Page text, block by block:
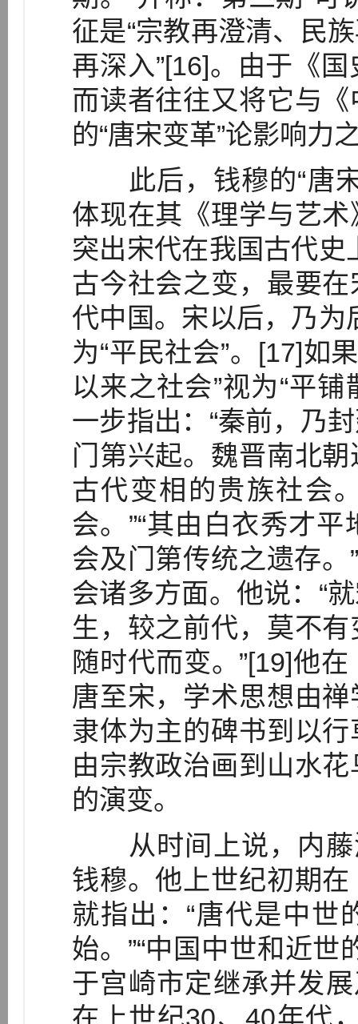
征是“宗教再澄清、民
再深入”[16]。由于《
而读者往往又将它与
的“唐宋变革”论影响力
此后，钱穆的“唐宋
体现在其《理学与艺
突出宋代在我国古代史
古今社会之变，最要
代中国。宋以后，乃为
为“平民社会”。[17]如
以来之社会”视为“平
一步指出：“秦前，乃
门第兴起。魏晋南北
古代变相的贵族社会
会。”“其由白衣秀才
会及门第传统之遗存。
会诸多方面。他说：“
生，较之前代，莫不
随时代而变。”[19]他
唐至宋，学术思想由
隶体为主的碑书到以
由宗教政治画到山水
的演变。
从时间上说，内藤
钱穆。他上世纪初期
就指出：“唐代是中世
始。”“中国中世和近世
于宫崎市定继承并发
在上世纪30、40年代